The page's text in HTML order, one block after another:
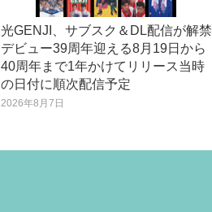
光GENJI、サブスク＆DL配信が解禁
デビュー39周年迎える8月19日から
40周年まで1年かけてリリース当時
の日付に順次配信予定
2026年8月7日